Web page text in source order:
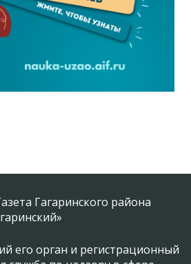
Гагаринского района
его орган и регистрационный